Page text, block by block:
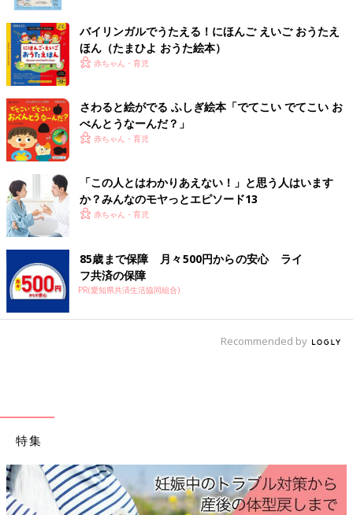
この投稿をInstagramで見る
こちらはふくふくさんが白血病と診断される前のエピソード。マ
マが倒れてしまった時の子ども達の意外な行動が描かれていま
はママの側から離れず泣き続ける姿に思わず涙が…。①～③ま
バイリンガルでうたえる！にほんご えいご おうたえ
ほん（たまひよ おうた絵本）
赤ちゃん・育児
さわると絵がでる ふしぎ絵本「でてこい でてこい お
べんとうなーんだ？」
赤ちゃん・育児
「この人とはわかりあえない！」と思う人はいます
か？みんなのモヤっとエピソード13
赤ちゃん・育児
85歳まで保障 月々500円からの安心 ライ
フ共済の保障
PR(愛知県共済生活協同組合)
Recommended by
特集